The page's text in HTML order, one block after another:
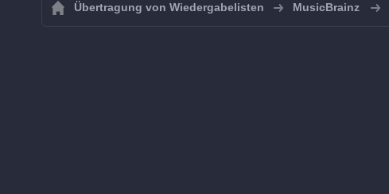
Übertragung von Wiedergabelisten MusicBrainz